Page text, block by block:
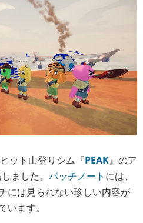
ット山登りシム『PEAK』のア
ました。 パッチノート には、
には見られない珍しい内容が
ます。